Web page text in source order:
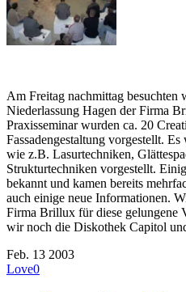
Am Freitag nachmittag
Niederlassung Hagen der Firma
Praxisseminar wurden ca. 20
Fassadengestaltung vorgestellt.
wie z.B. Lasurtechniken,
Strukturtechniken vorgestellt.
bekannt und kamen bereits
auch einige neue Informationen.
Firma Brillux für diese gelungene
wir noch die Diskothek Capitol
Feb. 13 2003
Love0